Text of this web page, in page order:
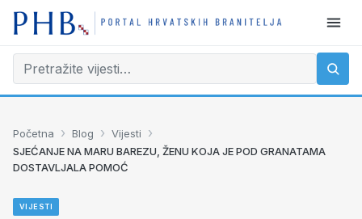
Početna › Blog › Vijesti ›
SJEĆANJE NA MARU BAREZU, ŽENU KOJA JE POD GRANATAMA
DOSTAVLJALA POMOĆ
VIJESTI